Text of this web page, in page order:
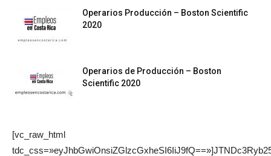
Operarios Producción – Boston Scientific
2020
Operarios de Producción – Boston
Scientific 2020
[vc_raw_html